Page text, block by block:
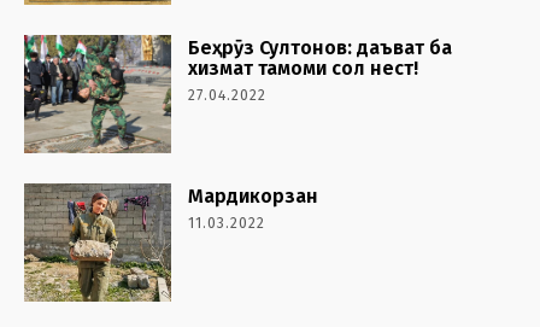
Беҳрӯз Султонов: даъват ба
хизмат тамоми сол нест!
27.04.2022
Мардикорзан
11.03.2022